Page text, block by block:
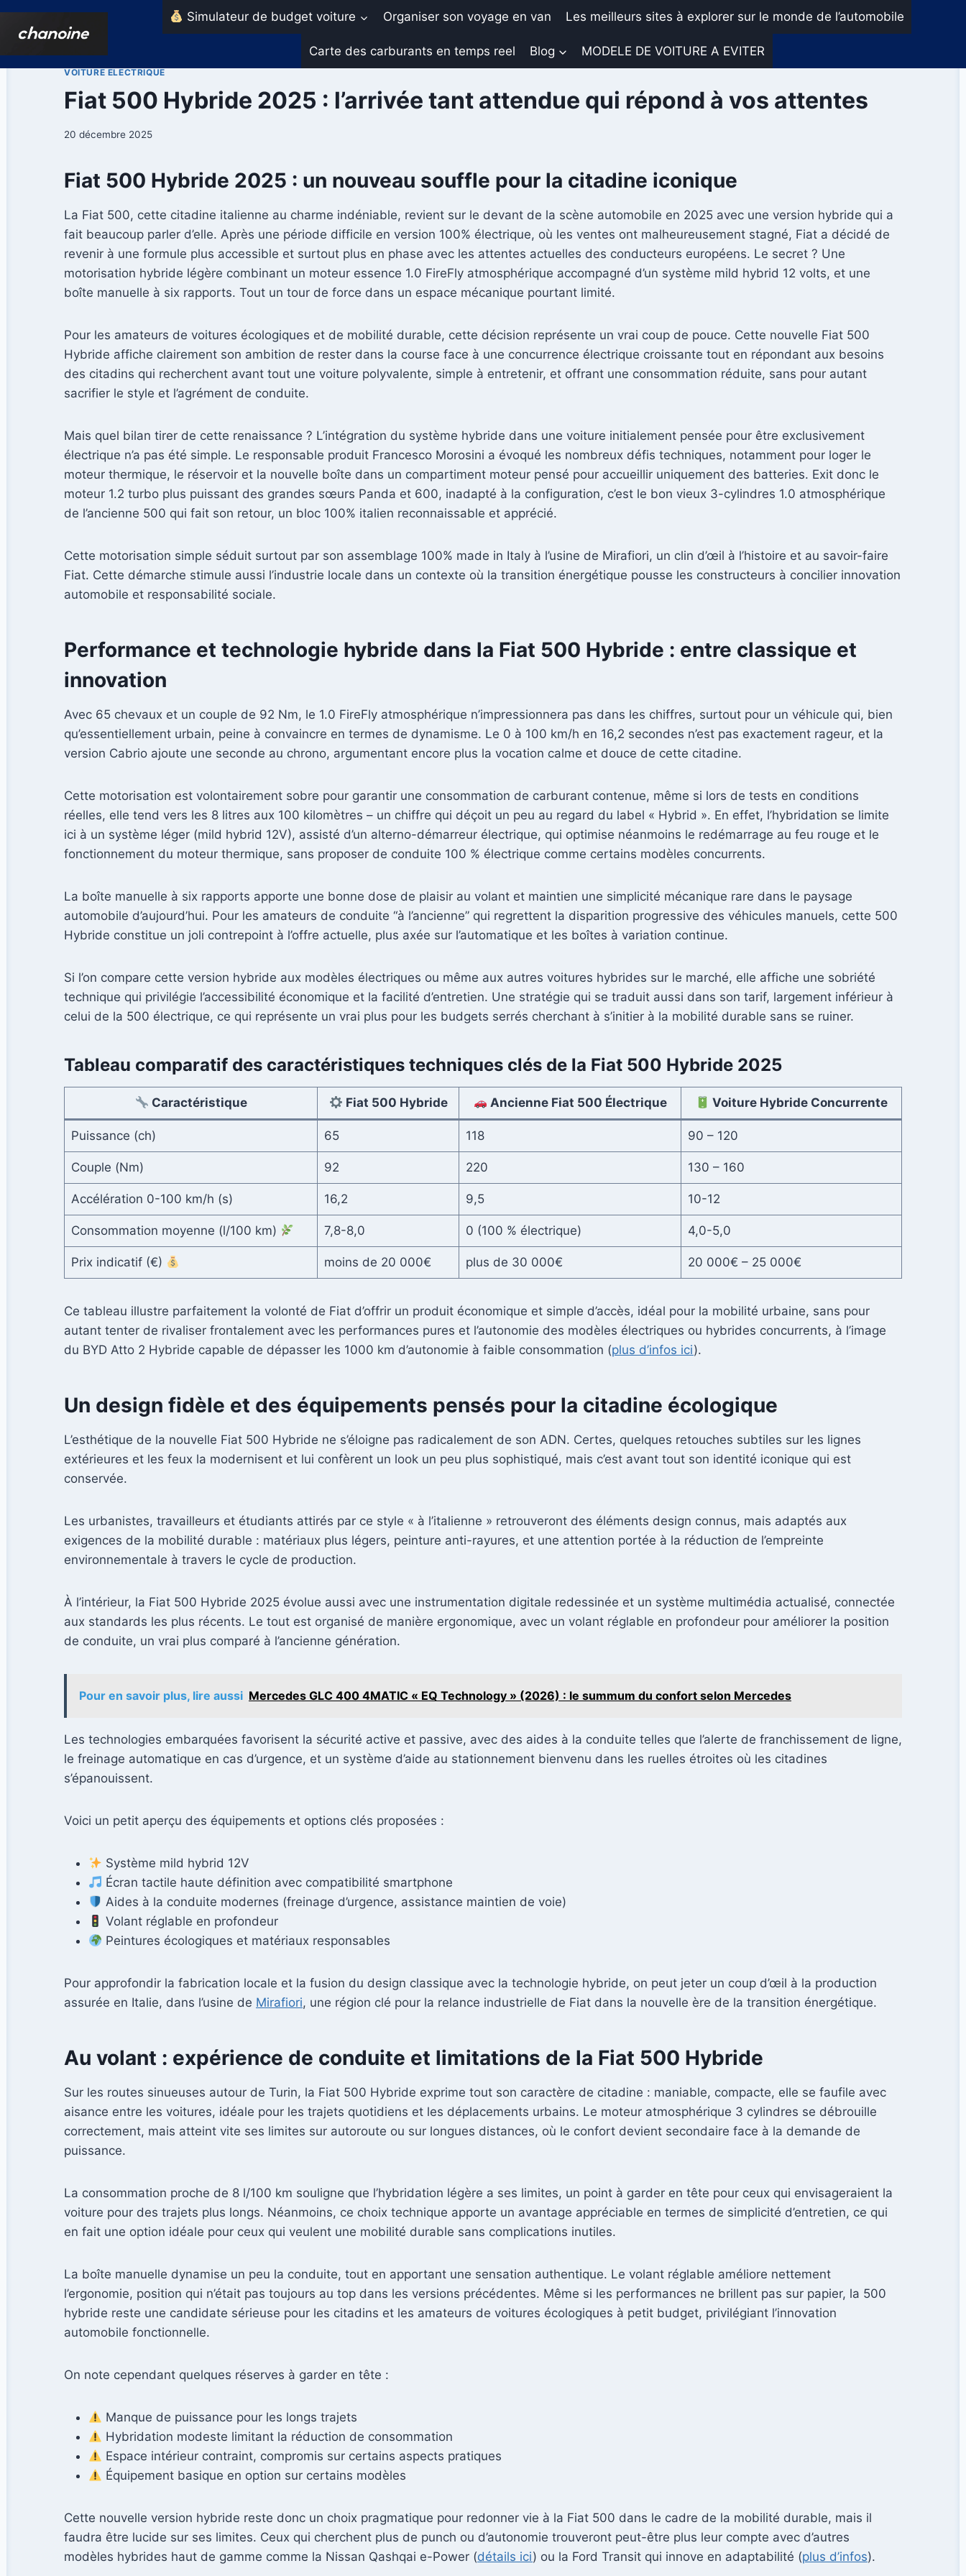
Aller
Simulateur de budget voiture Organiser son voyage en van Les meilleurs sites à explorer sur le monde de l’automobile
Carte des carburants en temps reel Blog MODELE DE VOITURE A EVITER
VOITURE ELECTRIQUE
Fiat 500 Hybride 2025 : l’arrivée tant attendue qui répond à vos attentes
20 décembre 2025
Fiat 500 Hybride 2025 : un nouveau souffle pour la citadine iconique
La Fiat 500, cette citadine italienne au charme indéniable, revient sur le devant de la scène automobile en 2025 avec une version hybride qui a
fait beaucoup parler d’elle. Après une période difficile en version 100% électrique, où les ventes ont malheureusement stagné, Fiat a décidé de
revenir à une formule plus accessible et surtout plus en phase avec les attentes actuelles des conducteurs européens. Le secret ? Une
motorisation hybride légère combinant un moteur essence 1.0 FireFly atmosphérique accompagné d’un système mild hybrid 12 volts, et une
boîte manuelle à six rapports. Tout un tour de force dans un espace mécanique pourtant limité.
Pour les amateurs de voitures écologiques et de mobilité durable, cette décision représente un vrai coup de pouce. Cette nouvelle Fiat 500
Hybride affiche clairement son ambition de rester dans la course face à une concurrence électrique croissante tout en répondant aux besoins
des citadins qui recherchent avant tout une voiture polyvalente, simple à entretenir, et offrant une consommation réduite, sans pour autant
sacrifier le style et l’agrément de conduite.
Mais quel bilan tirer de cette renaissance ? L’intégration du système hybride dans une voiture initialement pensée pour être exclusivement
électrique n’a pas été simple. Le responsable produit Francesco Morosini a évoqué les nombreux défis techniques, notamment pour loger le
moteur thermique, le réservoir et la nouvelle boîte dans un compartiment moteur pensé pour accueillir uniquement des batteries. Exit donc le
moteur 1.2 turbo plus puissant des grandes sœurs Panda et 600, inadapté à la configuration, c’est le bon vieux 3-cylindres 1.0 atmosphérique
de l’ancienne 500 qui fait son retour, un bloc 100% italien reconnaissable et apprécié.
Cette motorisation simple séduit surtout par son assemblage 100% made in Italy à l’usine de Mirafiori, un clin d’œil à l’histoire et au savoir-faire
Fiat. Cette démarche stimule aussi l’industrie locale dans un contexte où la transition énergétique pousse les constructeurs à concilier innovation
automobile et responsabilité sociale.
Performance et technologie hybride dans la Fiat 500 Hybride : entre classique et
innovation
Avec 65 chevaux et un couple de 92 Nm, le 1.0 FireFly atmosphérique n’impressionnera pas dans les chiffres, surtout pour un véhicule qui, bien
qu’essentiellement urbain, peine à convaincre en termes de dynamisme. Le 0 à 100 km/h en 16,2 secondes n’est pas exactement rageur, et la
version Cabrio ajoute une seconde au chrono, argumentant encore plus la vocation calme et douce de cette citadine.
Cette motorisation est volontairement sobre pour garantir une consommation de carburant contenue, même si lors de tests en conditions
réelles, elle tend vers les 8 litres aux 100 kilomètres – un chiffre qui déçoit un peu au regard du label « Hybrid ». En effet, l’hybridation se limite
ici à un système léger (mild hybrid 12V), assisté d’un alterno-démarreur électrique, qui optimise néanmoins le redémarrage au feu rouge et le
fonctionnement du moteur thermique, sans proposer de conduite 100 % électrique comme certains modèles concurrents.
La boîte manuelle à six rapports apporte une bonne dose de plaisir au volant et maintien une simplicité mécanique rare dans le paysage
automobile d’aujourd’hui. Pour les amateurs de conduite “à l’ancienne” qui regrettent la disparition progressive des véhicules manuels, cette 500
Hybride constitue un joli contrepoint à l’offre actuelle, plus axée sur l’automatique et les boîtes à variation continue.
Si l’on compare cette version hybride aux modèles électriques ou même aux autres voitures hybrides sur le marché, elle affiche une sobriété
technique qui privilégie l’accessibilité économique et la facilité d’entretien. Une stratégie qui se traduit aussi dans son tarif, largement inférieur à
celui de la 500 électrique, ce qui représente un vrai plus pour les budgets serrés cherchant à s’initier à la mobilité durable sans se ruiner.
Tableau comparatif des caractéristiques techniques clés de la Fiat 500 Hybride 2025
Caractéristique Fiat 500 Hybride Ancienne Fiat 500 Électrique Voiture Hybride Concurrente
Puissance (ch) 65 118 90 – 120
Couple (Nm) 92 220 130 – 160
Accélération 0-100 km/h (s) 16,2 9,5 10-12
Consommation moyenne (l/100 km) 7,8-8,0 0 (100 % électrique) 4,0-5,0
Prix indicatif (€) moins de 20 000€ plus de 30 000€ 20 000€ – 25 000€
Ce tableau illustre parfaitement la volonté de Fiat d’offrir un produit économique et simple d’accès, idéal pour la mobilité urbaine, sans pour
autant tenter de rivaliser frontalement avec les performances pures et l’autonomie des modèles électriques ou hybrides concurrents, à l’image
du BYD Atto 2 Hybride capable de dépasser les 1000 km d’autonomie à faible consommation (plus d’infos ici).
Un design fidèle et des équipements pensés pour la citadine écologique
L’esthétique de la nouvelle Fiat 500 Hybride ne s’éloigne pas radicalement de son ADN. Certes, quelques retouches subtiles sur les lignes
extérieures et les feux la modernisent et lui confèrent un look un peu plus sophistiqué, mais c’est avant tout son identité iconique qui est
conservée.
Les urbanistes, travailleurs et étudiants attirés par ce style « à l’italienne » retrouveront des éléments design connus, mais adaptés aux
exigences de la mobilité durable : matériaux plus légers, peinture anti-rayures, et une attention portée à la réduction de l’empreinte
environnementale à travers le cycle de production.
À l’intérieur, la Fiat 500 Hybride 2025 évolue aussi avec une instrumentation digitale redessinée et un système multimédia actualisé, connectée
aux standards les plus récents. Le tout est organisé de manière ergonomique, avec un volant réglable en profondeur pour améliorer la position
de conduite, un vrai plus comparé à l’ancienne génération.
Pour en savoir plus, lire aussi Mercedes GLC 400 4MATIC « EQ Technology » (2026) : le summum du confort selon Mercedes
Les technologies embarquées favorisent la sécurité active et passive, avec des aides à la conduite telles que l’alerte de franchissement de ligne,
le freinage automatique en cas d’urgence, et un système d’aide au stationnement bienvenu dans les ruelles étroites où les citadines
s’épanouissent.
Voici un petit aperçu des équipements et options clés proposées :
Système mild hybrid 12V
Écran tactile haute définition avec compatibilité smartphone
Aides à la conduite modernes (freinage d’urgence, assistance maintien de voie)
Volant réglable en profondeur
Peintures écologiques et matériaux responsables
Pour approfondir la fabrication locale et la fusion du design classique avec la technologie hybride, on peut jeter un coup d’œil à la production
assurée en Italie, dans l’usine de Mirafiori, une région clé pour la relance industrielle de Fiat dans la nouvelle ère de la transition énergétique.
Au volant : expérience de conduite et limitations de la Fiat 500 Hybride
Sur les routes sinueuses autour de Turin, la Fiat 500 Hybride exprime tout son caractère de citadine : maniable, compacte, elle se faufile avec
aisance entre les voitures, idéale pour les trajets quotidiens et les déplacements urbains. Le moteur atmosphérique 3 cylindres se débrouille
correctement, mais atteint vite ses limites sur autoroute ou sur longues distances, où le confort devient secondaire face à la demande de
puissance.
La consommation proche de 8 l/100 km souligne que l’hybridation légère a ses limites, un point à garder en tête pour ceux qui envisageraient la
voiture pour des trajets plus longs. Néanmoins, ce choix technique apporte un avantage appréciable en termes de simplicité d’entretien, ce qui
en fait une option idéale pour ceux qui veulent une mobilité durable sans complications inutiles.
La boîte manuelle dynamise un peu la conduite, tout en apportant une sensation authentique. Le volant réglable améliore nettement
l’ergonomie, position qui n’était pas toujours au top dans les versions précédentes. Même si les performances ne brillent pas sur papier, la 500
hybride reste une candidate sérieuse pour les citadins et les amateurs de voitures écologiques à petit budget, privilégiant l’innovation
automobile fonctionnelle.
On note cependant quelques réserves à garder en tête :
Manque de puissance pour les longs trajets
Hybridation modeste limitant la réduction de consommation
Espace intérieur contraint, compromis sur certains aspects pratiques
Équipement basique en option sur certains modèles
Cette nouvelle version hybride reste donc un choix pragmatique pour redonner vie à la Fiat 500 dans le cadre de la mobilité durable, mais il
faudra être lucide sur ses limites. Ceux qui cherchent plus de punch ou d’autonomie trouveront peut-être plus leur compte avec d’autres
modèles hybrides haut de gamme comme la Nissan Qashqai e-Power (détails ici) ou la Ford Transit qui innove en adaptabilité (plus d’infos).